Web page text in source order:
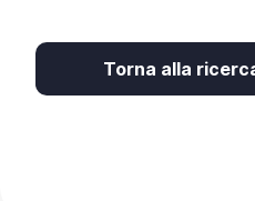
Torna alla